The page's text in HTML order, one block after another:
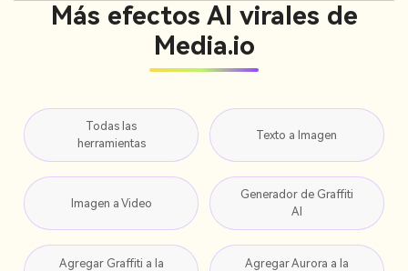
Más efectos AI virales de
Media.io
Todas las
herramientas
Texto a Imagen
Imagen a Video
Generador de Graffiti
AI
Agregar Graffiti a la Agregar Aurora a la